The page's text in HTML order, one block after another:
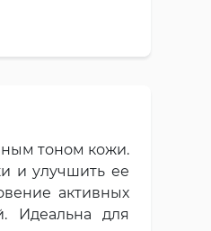
тоном кожи.
и улучшить ее
активных
Идеальна для